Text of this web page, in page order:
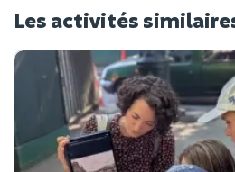
Les activités